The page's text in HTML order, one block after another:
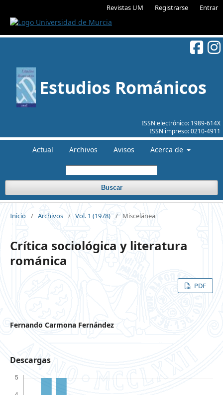
Revistas UM Registrarse Entrar
ISSN electrónico: 1989-614X
ISSN impreso:0210-4911
Estudios Románicos
Actual Archivos Avisos Acerca de
Buscar
Inicio / Archivos / Vol. 1 (1978) / Miscelánea
Crítica sociológica y literatura
románica
PDF
Fernando Carmona Fernández
Descargas